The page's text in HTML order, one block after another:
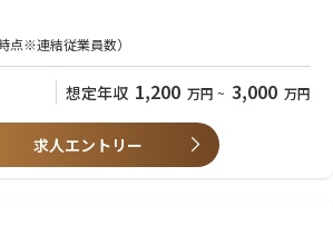
ュリティ・リスクアセスメント、セキュリティリ
断・ペネトレーションテスト・TLTP実施 等
セキュリティ高度化施策の企画、戦略実現ロード
・改善支援：セキュリティガバナンス強化、レッ
リティ設計支援 等
CRTO/GPEN/CCSP/
情報セキュリティやITリスクマネジメントに関する
戦略・ポリシー策定やガバナンス体制整備の支援
入・運用経験、CSIRT/SOC業務の経験
点※連結従業員数）
想定年収 1,200 万円 ~ 3,000 万円
求人エントリー